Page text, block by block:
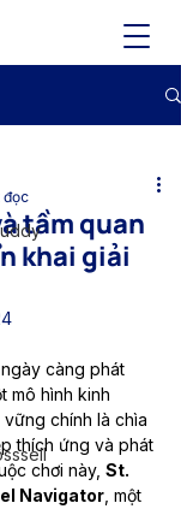
tầm quan
khai giải
đọc
càng phát
mô hình kinh
chính là chìa
thích ứng và phát
chơi này, St.
Navigator , một